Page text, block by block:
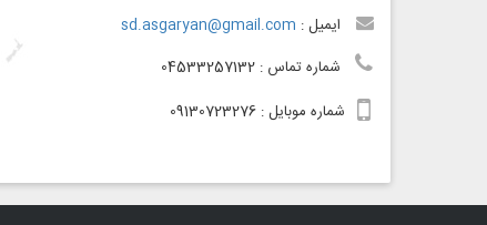
ایمیل : sd.asgaryan@gmail.com
شماره تماس : 04533257132
شماره موبایل : 09130723276